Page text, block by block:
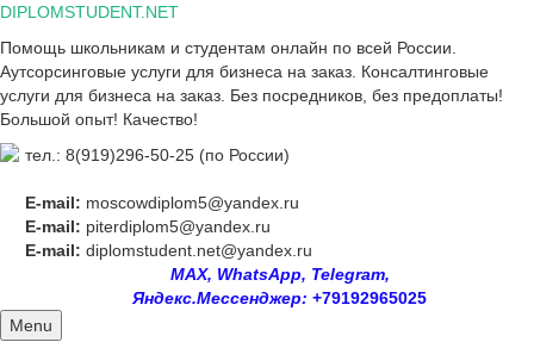
Skip
content
DIPLOMSTUDENT.NET
Помощь школьникам и студентам онлайн по всей России.
Аутсорсинговые услуги для бизнеса на заказ. Консалтинговые
услуги для бизнеса на заказ. Без посредников, без предоплаты!
Большой опыт! Качество!
тел.: 8(919)296-50-25 (по России)
E-mail: moscowdiplom5@yandex.ru
E-mail: piterdiplom5@yandex.ru
E-mail: diplomstudent.net@yandex.ru
MAX, WhatsApp, Telegram,
Яндекс.Мессенджер: +79192965025
Menu